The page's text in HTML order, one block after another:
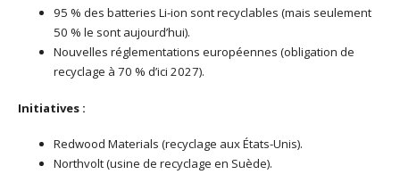
95 % des batteries Li-ion sont recyclables (mais seulement
50 % le sont aujourd’hui).
Nouvelles réglementations européennes (obligation de
recyclage à 70 % d’ici 2027).
Initiatives :
Redwood Materials (recyclage aux États-Unis).
Northvolt (usine de recyclage en Suède).